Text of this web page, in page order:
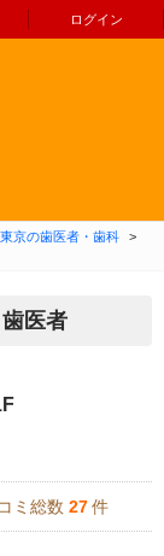
ログイン
動
東京の歯医者・歯科
>
医者
ミ総数 27 件